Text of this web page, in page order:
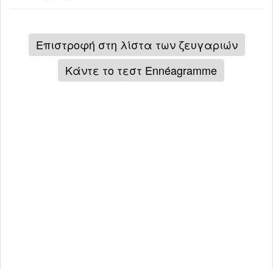
Επιστροφή στη λίστα των ζευγαριών
Κάντε το τεστ Ennéagramme